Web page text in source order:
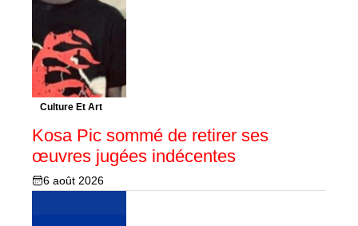
Culture Et Art
Kosa Pic sommé de retirer ses
œuvres jugées indécentes
6 août 2026